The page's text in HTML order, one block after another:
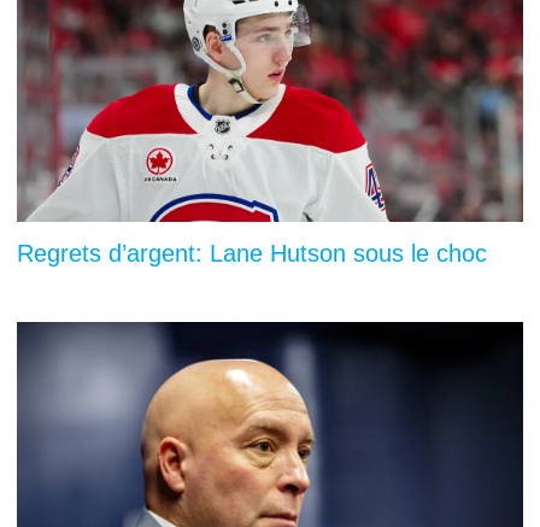
Regrets d’argent: Lane Hutson sous le choc